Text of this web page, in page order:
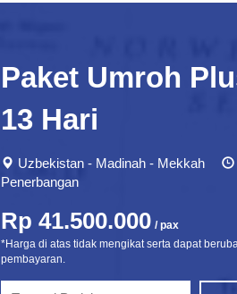
Paket Umroh
13 Hari
Uzbekistan - Madinah - Mekkah
Penerbangan
Rp 41.500.000 / pax
*Harga di atas tidak mengikat serta dapat
pembayaran.